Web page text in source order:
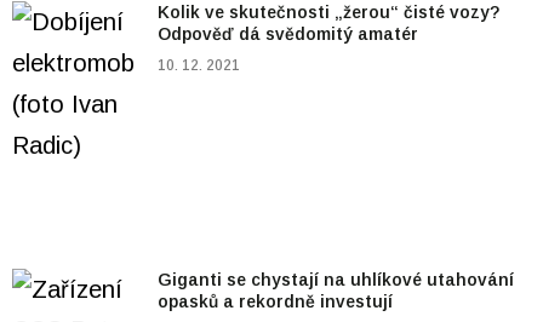
Kolik ve skutečnosti „žerou“ čisté vozy?
Odpověď dá svědomitý amatér
10. 12. 2021
Giganti se chystají na uhlíkové utahování
opasků a rekordně investují